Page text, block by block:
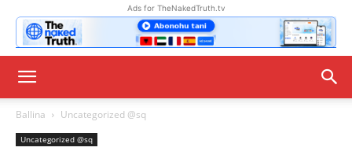
Ads for TheNakedTruth.tv
Ballina Uncategorized @sq
Uncategorized @sq